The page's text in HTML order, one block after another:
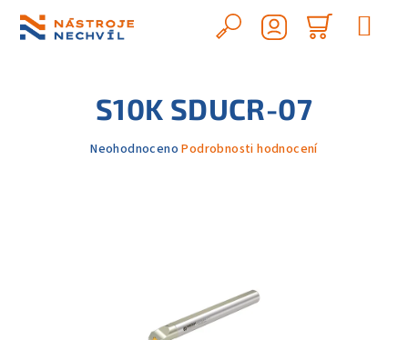
obsah
Hledat
S10K SDUCR-07
Průměrné
Neohodnoceno Podrobnosti hodnocení